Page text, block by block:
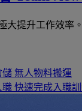
大提升工作效率。
儲 無人物料搬運
職 快速完成入職